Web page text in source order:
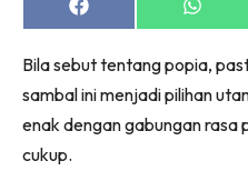
Share
on
Share
on
Bila sebut tentang popia,
sambal ini menjadi pilihan
enak dengan gabungan rasa
cukup.